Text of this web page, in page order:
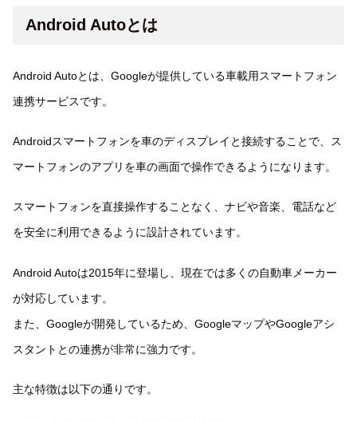
Android Autoとは
Android Autoとは、Googleが提供している車載用スマートフォン
連携サービスです。
Androidスマートフォンを車のディスプレイと接続することで、ス
マートフォンのアプリを車の画面で操作できるようになります。
スマートフォンを直接操作することなく、ナビや音楽、電話など
を安全に利用できるように設計されています。
Android Autoは2015年に登場し、現在では多くの自動車メーカー
が対応しています。
また、Googleが開発しているため、GoogleマップやGoogleアシ
スタントとの連携が非常に強力です。
主な特徴は以下の通りです。